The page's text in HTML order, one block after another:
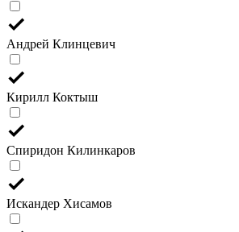
Андрей Клинцевич
Кирилл Коктыш
Спиридон Килинкаров
Искандер Хисамов